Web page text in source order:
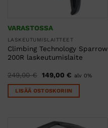
VARASTOSSA
LASKEUTUMISLAITTEET
Climbing Technology Sparrow
200R laskeutumislaite
249,00€ Alkuperäinen
hinta
oli:
249,00 €.
149,00 €Nykyinen
on:
149,00 €.
alv 0%
LISÄÄ OSTOSKORIIN